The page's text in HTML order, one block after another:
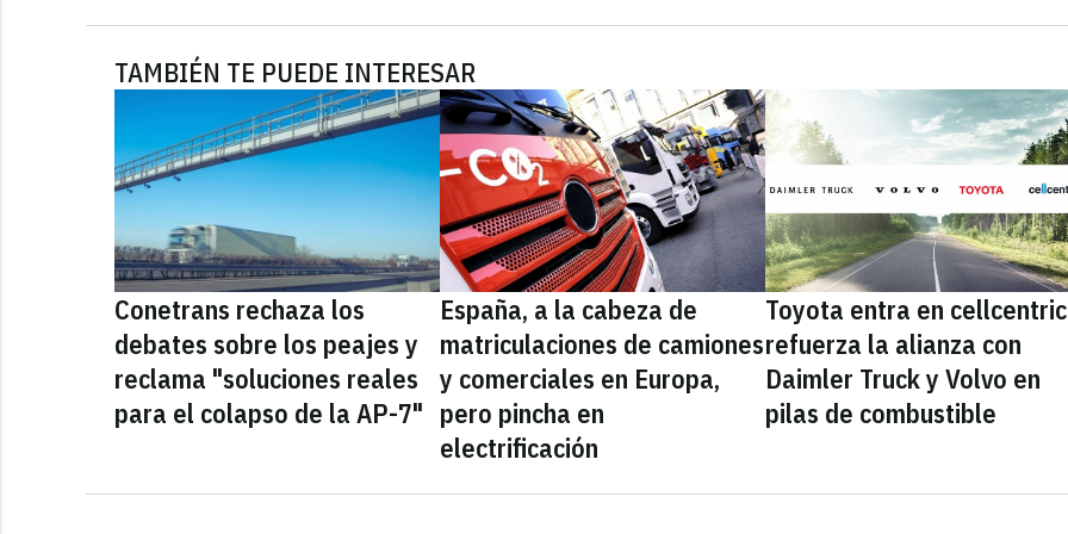
TAMBIÉN TE PUEDE INTERESAR
Conetrans rechaza los
debates sobre los peajes y
reclama "soluciones reales
para el colapso de la AP-7"
España, a la cabeza de
matriculaciones de camiones
y comerciales en Europa,
pero pincha en
electrificación
Toyota entra en
refuerza la alianza con
Daimler Truck y Volvo en
pilas de combustible